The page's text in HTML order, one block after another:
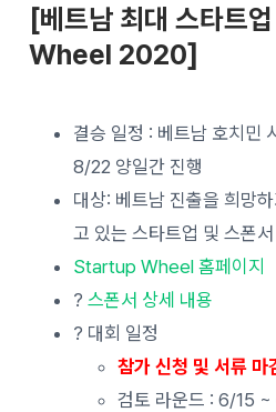
[베트남 최대 스타트
Wheel 2020]
결승 일정 : 베트남 호치민
8/22 양일간 진행
대상: 베트남 진출을 희망
고 있는 스타트업 및 스폰서
Startup Wheel 홈페이지
? 스폰서 상세 내용
? 대회 일정
참가 신청 및 서류
검토 라운드 : 6/15